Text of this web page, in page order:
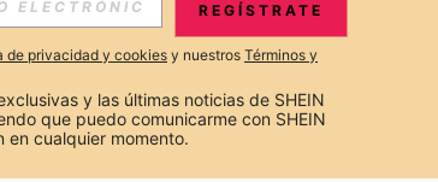
Suscribir
REGÍSTRATE
de privacidad y cookies y nuestros Términos y
y las últimas noticias de SHEIN
que puedo comunicarme con SHEIN
en cualquier momento.